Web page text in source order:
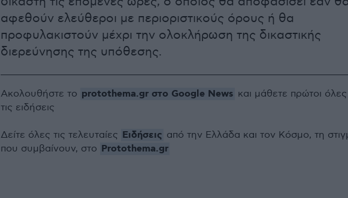
αφεθούν ελεύθεροι με περιοριστικούς όρους ή θα
προφυλακιστούν μέχρι την ολοκλήρωση της δικαστικής
διερεύνησης της υπόθεσης.
Ακολουθήστε το protothema.gr στο Google News και μάθετε πρώτοι όλες
τις ειδήσεις
Δείτε όλες τις τελευταίες Ειδήσεις από την Ελλάδα και τον Κόσμο, τη
που συμβαίνουν, στο Protothema.gr